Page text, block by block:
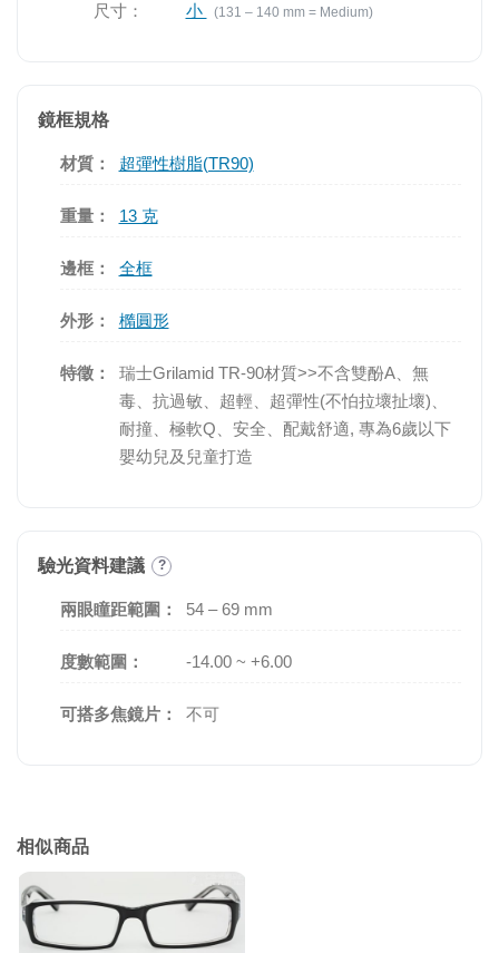
尺寸： 小 (131 – 140 mm = Medium)
鏡框規格
材質： 超彈性樹脂(TR90)
重量： 13 克
邊框： 全框
外形： 橢圓形
特徵：
瑞士Grilamid TR-90材質>>不含雙酚A、無
毒、抗過敏、超輕、超彈性(不怕拉壞扯壞)、
耐撞、極軟Q、安全、配戴舒適, 專為6歲以下
嬰幼兒及兒童打造
驗光資料建議 ?
兩眼瞳距範圍： 54 – 69 mm
度數範圍： -14.00 ~ +6.00
可搭多焦鏡片： 不可
相似商品